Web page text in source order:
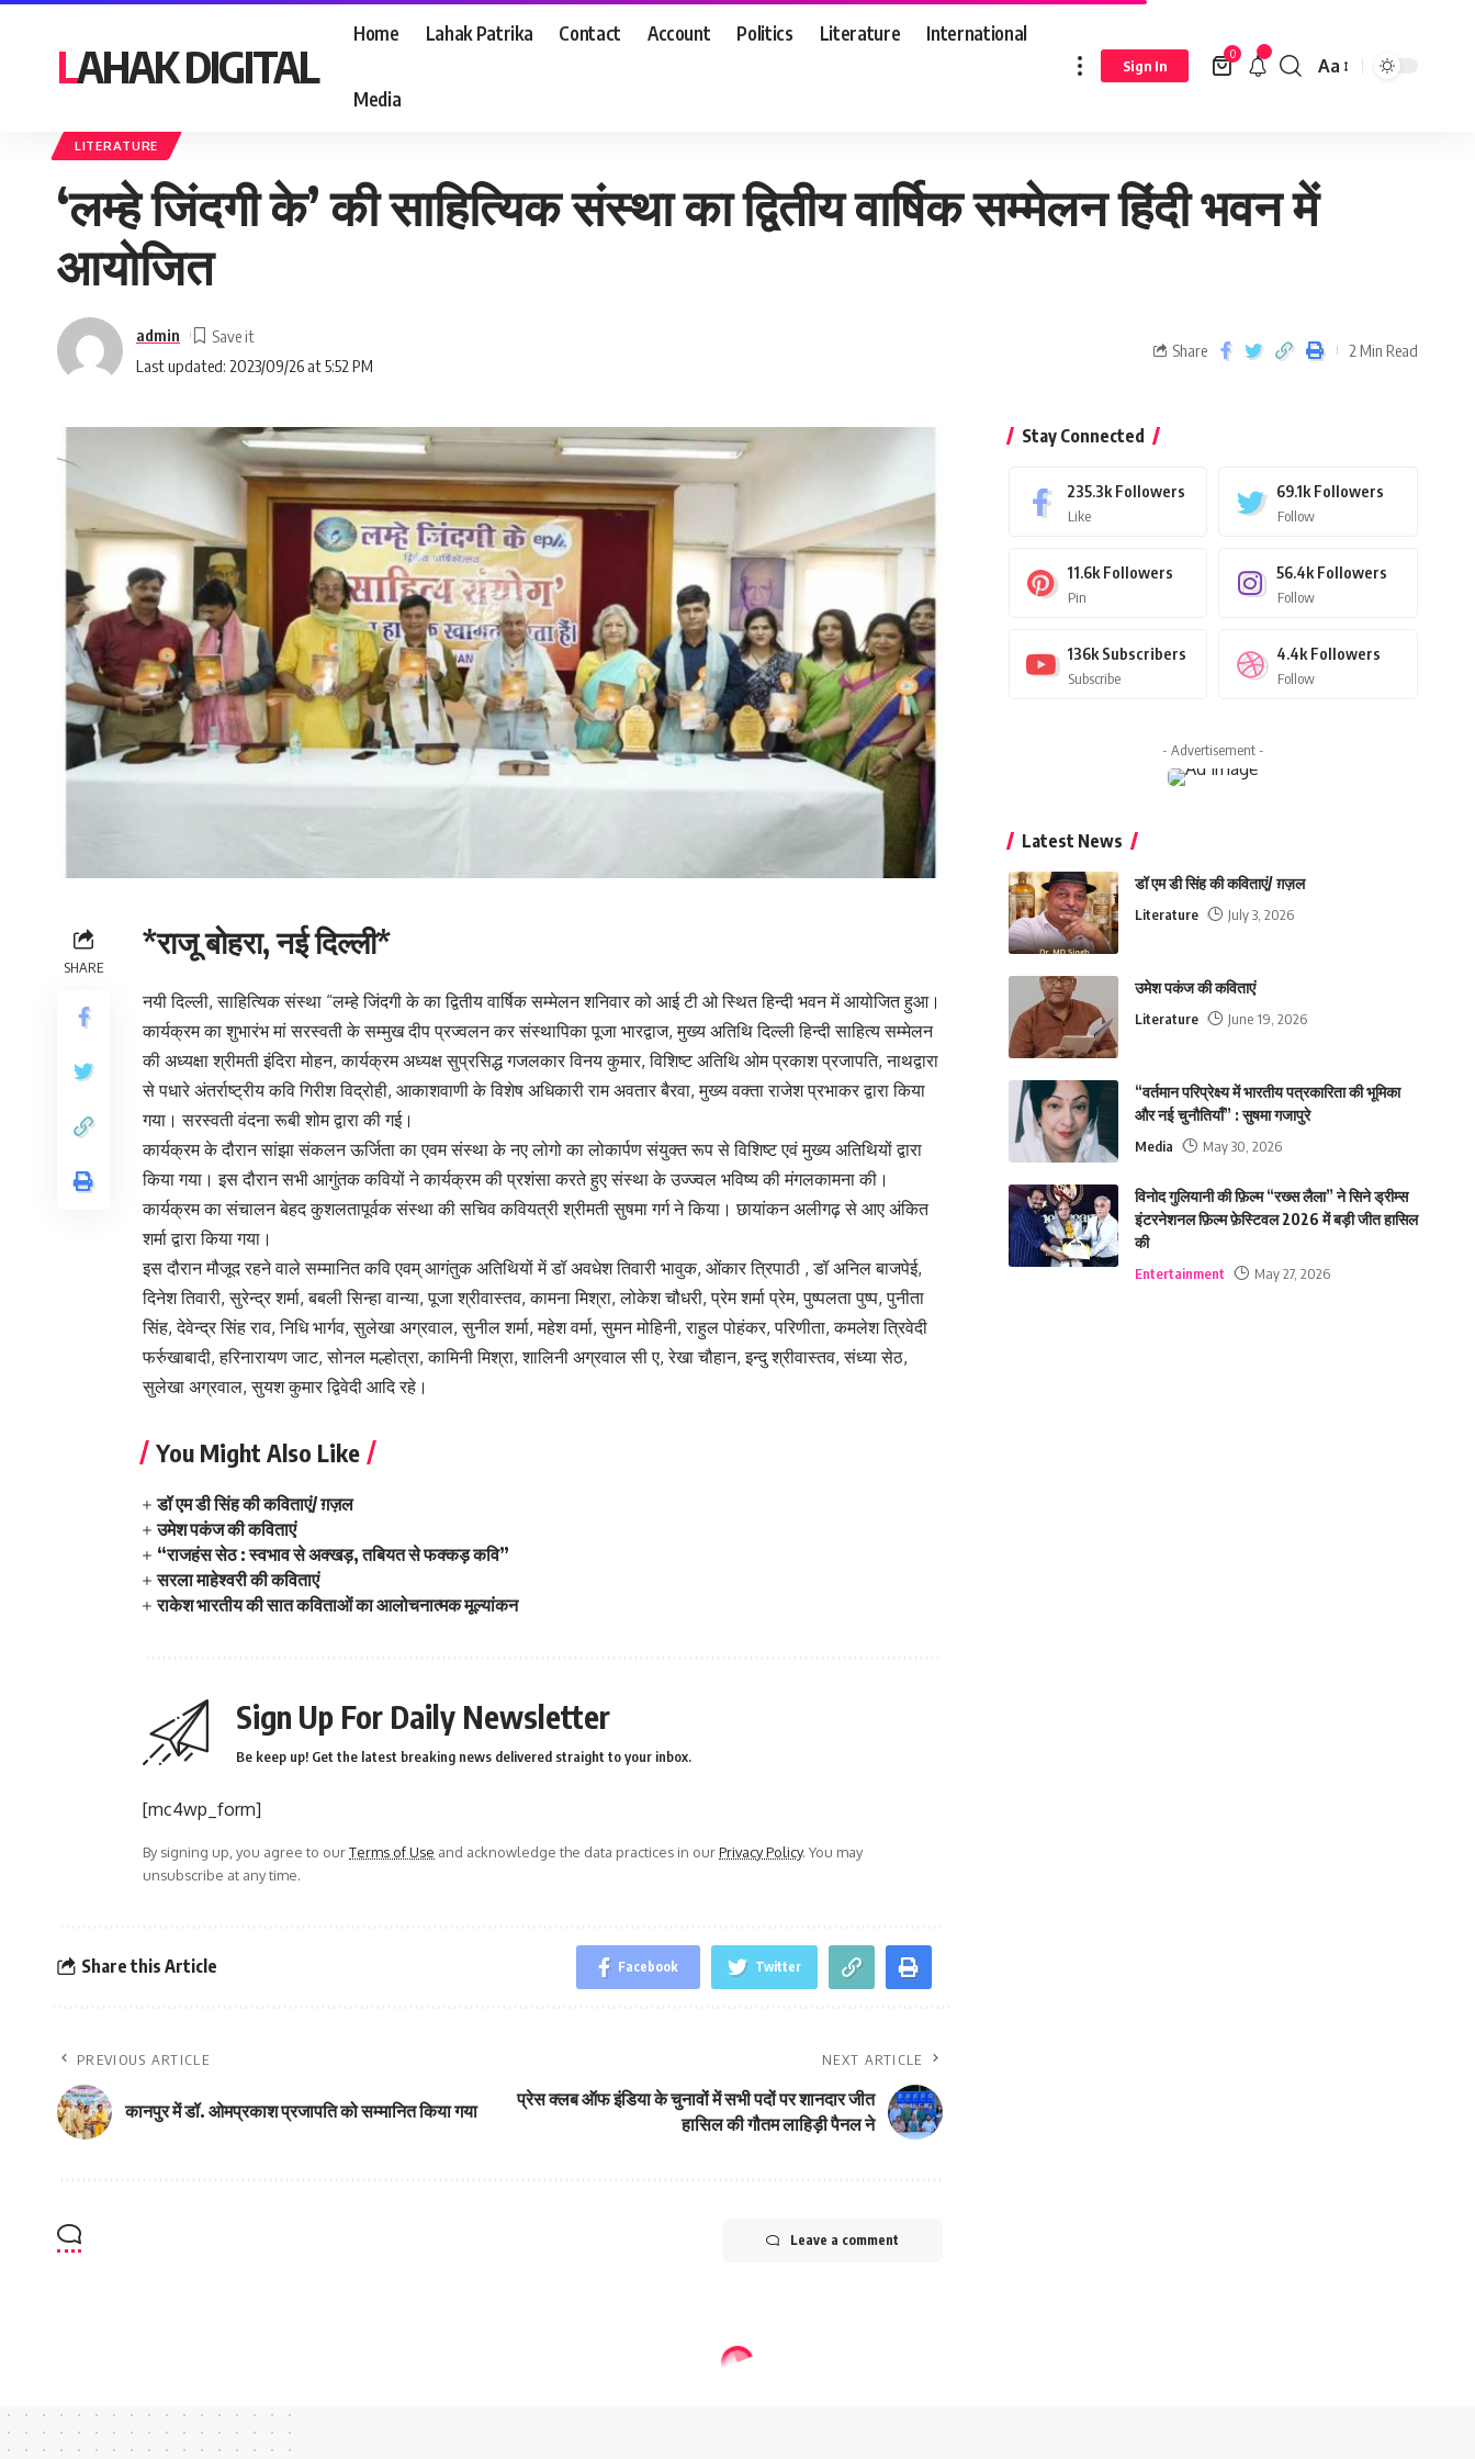
LAHAK DIGITAL
Home Lahak Patrika Contact Account Politics Literature International
Media
Sign In
0
Aa
‘लम्हे जिंदगी के’ की साहित्यिक संस्था का द्वितीय वार्षिक सम्मेलन हिंदी भवन में आयोजित
LITERATURE
‘लम्हे जिंदगी के’ की साहित्यिक संस्था का द्वितीय वार्षिक सम्मेलन हिंदी भवन में
आयोजित
Last updated: 2023/09/26 at 5:52 PM
admin
Share 2 Min Read
SHARE
*राजू बोहरा, नई दिल्ली*
नयी दिल्ली, साहित्यिक संस्था “लम्हे जिंदगी के का द्वितीय वार्षिक सम्मेलन शनिवार को आई टी ओ स्थित हिन्दी भवन में आयोजित हुआ।
कार्यक्रम का शुभारंभ मां सरस्वती के सम्मुख दीप प्रज्वलन कर संस्थापिका पूजा भारद्वाज, मुख्य अतिथि दिल्ली हिन्दी साहित्य सम्मेलन
की अध्यक्षा श्रीमती इंदिरा मोहन, कार्यक्रम अध्यक्ष सुप्रसिद्ध गजलकार विनय कुमार, विशिष्ट अतिथि ओम प्रकाश प्रजापति, नाथद्वारा
से पधारे अंतर्राष्ट्रीय कवि गिरीश विद्रोही, आकाशवाणी के विशेष अधिकारी राम अवतार बैरवा, मुख्य वक्ता राजेश प्रभाकर द्वारा किया
गया। सरस्वती वंदना रूबी शोम द्वारा की गई।
कार्यक्रम के दौरान सांझा संकलन ऊर्जिता का एवम संस्था के नए लोगो का लोकार्पण संयुक्त रूप से विशिष्ट एवं मुख्य अतिथियों द्वारा
किया गया। इस दौरान सभी आगुंतक कवियों ने कार्यक्रम की प्रशंसा करते हुए संस्था के उज्ज्वल भविष्य की मंगलकामना की।
कार्यक्रम का संचालन बेहद कुशलतापूर्वक संस्था की सचिव कवियत्री श्रीमती सुषमा गर्ग ने किया। छायांकन अलीगढ़ से आए अंकित
शर्मा द्वारा किया गया।
इस दौरान मौजूद रहने वाले सम्मानित कवि एवम् आगंतुक अतिथियों में डॉ अवधेश तिवारी भावुक, ओंकार त्रिपाठी , डॉ अनिल बाजपेई,
दिनेश तिवारी, सुरेन्द्र शर्मा, बबली सिन्हा वान्या, पूजा श्रीवास्तव, कामना मिश्रा, लोकेश चौधरी, प्रेम शर्मा प्रेम, पुष्पलता पुष्प, पुनीता
सिंह, देवेन्द्र सिंह राव, निधि भार्गव, सुलेखा अग्रवाल, सुनील शर्मा, महेश वर्मा, सुमन मोहिनी, राहुल पोहंकर, परिणीता, कमलेश त्रिवेदी
फर्रुखाबादी, हरिनारायण जाट, सोनल मल्होत्रा, कामिनी मिश्रा, शालिनी अग्रवाल सी ए, रेखा चौहान, इन्दु श्रीवास्तव, संध्या सेठ,
सुलेखा अग्रवाल, सुयश कुमार द्विवेदी आदि रहे।
You Might Also Like
डॉ एम डी सिंह की कविताएं/ ग़ज़ल
उमेश पकंज की कविताएं
“राजहंस सेठ : स्वभाव से अक्खड़, तबियत से फक्कड़ कवि”
सरला माहेश्वरी की कविताएं
राकेश भारतीय की सात कविताओं का आलोचनात्मक मूल्यांकन
Sign Up For Daily Newsletter
Be keep up! Get the latest breaking news delivered straight to your inbox.
[mc4wp_form]
By signing up, you agree to ourTerms of Use and acknowledge the data practices in ourPrivacy Policy. You may
unsubscribe at any time.
Share this Article Facebook Twitter
PREVIOUS ARTICLE
कानपुर में डॉ. ओमप्रकाश प्रजापति को सम्मानित किया गया
NEXT ARTICLE
प्रेस क्लब ऑफ इंडिया के चुनावों में सभी पदों पर शानदार जीत
हासिल की गौतम लाहिड़ी पैनल ने
Leave a comment
Stay Connected
235.3k Followers
Like
69.1k Followers
Follow
11.6k Followers
Pin
56.4k Followers
Follow
136k Subscribers
Subscribe
4.4k Followers
Follow
- Advertisement -
Latest News
डॉ एम डी सिंह की कविताएं/ ग़ज़ल
Literature July 3, 2026
उमेश पकंज की कविताएं
Literature June 19, 2026
“वर्तमान परिप्रेक्ष्य में भारतीय पत्रकारिता की भूमिका
और नई चुनौतियाँ” : सुषमा गजापुरे
Media May 30, 2026
विनोद गुलियानी की फ़िल्म “रख्स लैला” ने सिने ड्रीम्स
इंटरनेशनल फ़िल्म फ़ेस्टिवल 2026 में बड़ी जीत हासिल
की
Entertainment May 27, 2026